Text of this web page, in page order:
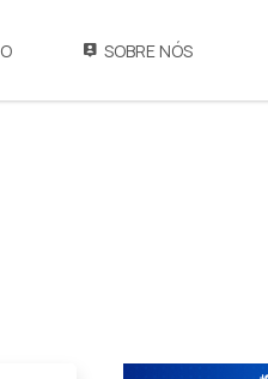
SOBRE NÓS